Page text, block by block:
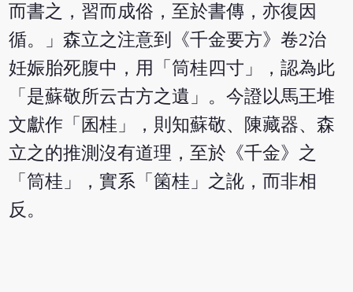
而書之，習而成俗，至於書傳，亦復因
循。」森立之注意到《千金要方》卷2治
妊娠胎死腹中，用「筒桂四寸」，認為此
「是蘇敬所云古方之遺」。今證以馬王堆
文獻作「囷桂」，則知蘇敬、陳藏器、森
立之的推測沒有道理，至於《千金》之
「筒桂」，實系「箘桂」之訛，而非相
反。